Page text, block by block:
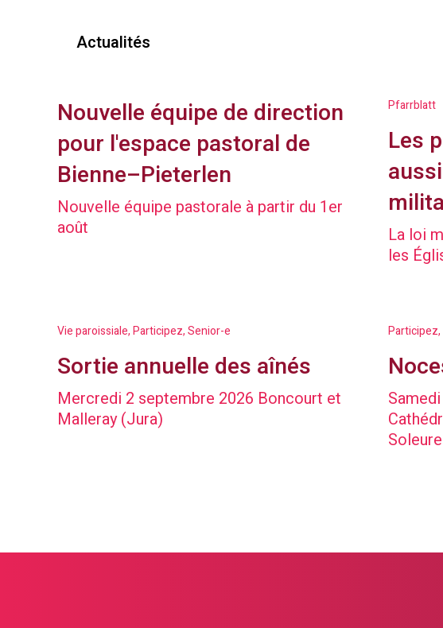
Actualités
Nouvelle équipe de direction
pour l'espace pastoral de
Bienne–Pieterlen
Nouvelle équipe pastorale à partir du 1er
août
Pfarrblatt
Les
La loi
les
Vie paroissiale, Participez, Senior-e
Sortie annuelle des aînés
Mercredi 2 septembre 2026 Boncourt et
Malleray (Jura)
Soleure